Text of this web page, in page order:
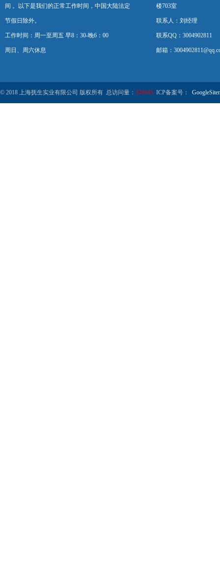
间 。以下是我们的正常工作时间，中国大陆法定
节假日除外。
工作时间：周一至周五 早8：30-晚6：00
周日、周六休息
楼703室
联系人：刘经理
联系QQ：3004902811
邮箱：
© 2018 上海抚生实业有限公司 版权所有 总访问量： 328345 ICP备案号：